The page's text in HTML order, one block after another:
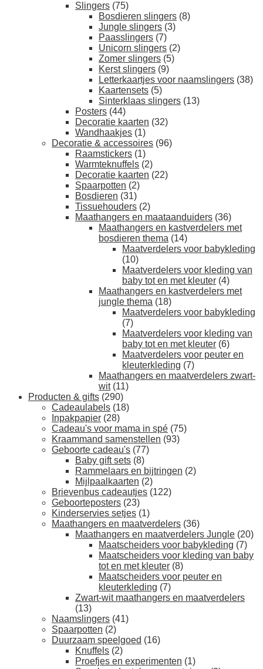
Slingers (75)
Bosdieren slingers (8)
Jungle slingers (3)
Paasslingers (7)
Unicorn slingers (2)
Zomer slingers (5)
Kerst slingers (9)
Letterkaartjes voor naamslingers (38)
Kaartensets (5)
Sinterklaas slingers (13)
Posters (44)
Decoratie kaarten (32)
Wandhaakjes (1)
Decoratie & accessoires (96)
Raamstickers (1)
Warmteknuffels (2)
Decoratie kaarten (22)
Spaarpotten (2)
Bosdieren (31)
Tissuehouders (2)
Maathangers en maataanduiders (36)
Maathangers en kastverdelers met
bosdieren thema (14)
Maatverdelers voor babykleding
(10)
Maatverdelers voor kleding van
baby tot en met kleuter (4)
Maathangers en kastverdelers met
jungle thema (18)
Maatverdelers voor babykleding
(7)
Maatverdelers voor kleding van
baby tot en met kleuter (6)
Maatverdelers voor peuter en
kleuterkleding (7)
Maathangers en maatverdelers zwart-
wit (11)
Producten & gifts (290)
Cadeaulabels (18)
Inpakpapier (28)
Cadeau's voor mama in spé (75)
Kraammand samenstellen (93)
Geboorte cadeau's (77)
Baby gift sets (8)
Rammelaars en bijtringen (2)
Mijlpaalkaarten (2)
Brievenbus cadeautjes (122)
Geboorteposters (23)
Kinderservies setjes (1)
Maathangers en maatverdelers (36)
Maathangers en maatverdelers Jungle (20)
Maatscheiders voor babykleding (7)
Maatscheiders voor kleding van baby
tot en met kleuter (8)
Maatscheiders voor peuter en
kleuterkleding (7)
Zwart-wit maathangers en maatverdelers
(13)
Naamslingers (41)
Spaarpotten (2)
Duurzaam speelgoed (16)
Knuffels (2)
Proefjes en experimenten (1)